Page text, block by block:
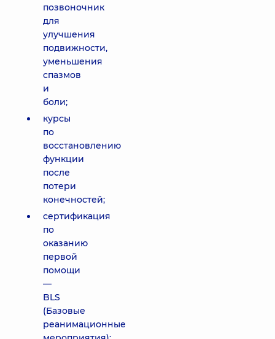
позвоночник
для
улучшения
подвижности,
уменьшения
спазмов
и
боли;
курсы
по
восстановлению
функции
после
потери
конечностей;
сертификация
по
оказанию
первой
помощи
—
BLS
(Базовые
реанимационные